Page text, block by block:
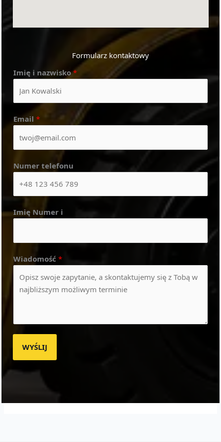
Formularz kontaktowy
Imię i nazwisko*
Email *
Numer telefonu
Imię Numer i
Wiadomość *
WYŚLIJ